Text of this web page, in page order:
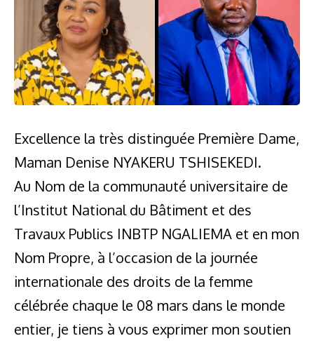
Excellence la très distinguée Première Dame,
Maman Denise NYAKERU TSHISEKEDI.
Au Nom de la communauté universitaire de
l’Institut National du Bâtiment et des
Travaux Publics INBTP NGALIEMA et en mon
Nom Propre, à l’occasion de la journée
internationale des droits de la femme
célébrée chaque le 08 mars dans le monde
entier, je tiens à vous exprimer mon soutien